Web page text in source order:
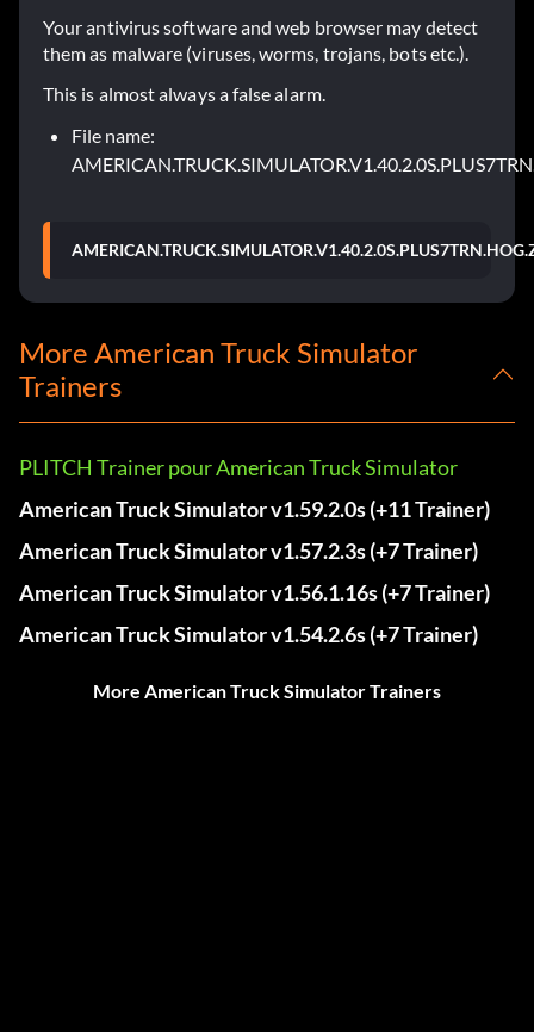
Your antivirus software and web browser may detect
them as malware (viruses, worms, trojans, bots etc.).
This is almost always a false alarm.
File name:
More American Truck Simulator
Trainers
PLITCH Trainer pour American Truck Simulator
American Truck Simulator v1.59.2.0s (+11 Trainer)
American Truck Simulator v1.57.2.3s (+7 Trainer)
American Truck Simulator v1.56.1.16s (+7 Trainer)
American Truck Simulator v1.54.2.6s (+7 Trainer)
More American Truck Simulator Trainers